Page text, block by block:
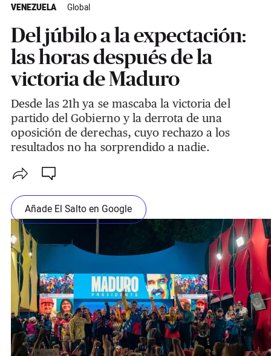
VENEZUELA Global
Del júbilo a la expectación:
las horas después de la
victoria de Maduro
Desde las 21h ya se mascaba la victoria del
partido del Gobierno y la derrota de una
oposición de derechas, cuyo rechazo a los
resultados no ha sorprendido a nadie.
Añade El Salto en Google